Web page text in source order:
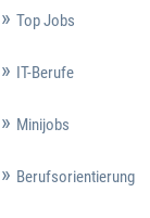
Top Jobs
IT-Berufe
Minijobs
Berufsorientierung